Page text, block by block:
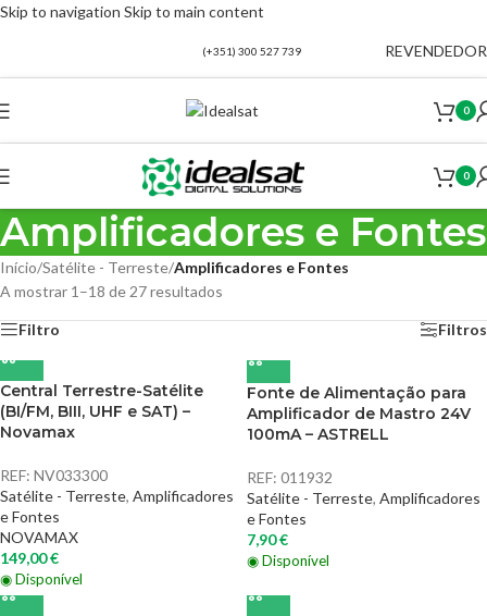
Skip to navigation Skip to main content
(+351) 300 527 739 REVENDEDOR
0
0
Amplificadores e Fontes
Início/Satélite - Terreste/Amplificadores e Fontes
A mostrar 1–18 de 27 resultados
Filtro Filtros
Central Terrestre-Satélite
(BI/FM, BIII, UHF e SAT) –
Novamax
REF: NV033300
Satélite - Terreste, Amplificadores
e Fontes
NOVAMAX
149,00€
◉ Disponível
Fonte de Alimentação para
Amplificador de Mastro 24V
100mA – ASTRELL
REF: 011932
Satélite - Terreste, Amplificadores
e Fontes
7,90€
◉ Disponível